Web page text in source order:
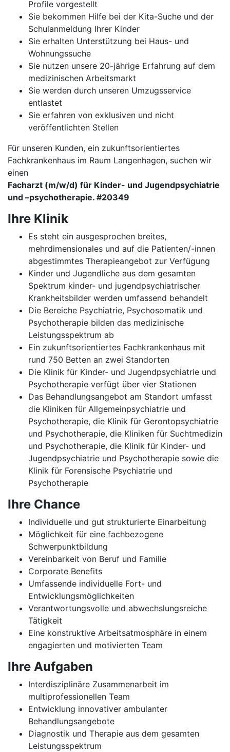
Profile vorgestellt
Sie bekommen Hilfe bei der Kita-Suche und der
Schulanmeldung Ihrer Kinder
Sie erhalten Unterstützung bei Haus- und
Wohnungssuche
Sie nutzen unsere 20-jährige Erfahrung auf dem
medizinischen Arbeitsmarkt
Sie werden durch unseren Umzugsservice
entlastet
Sie erfahren von exklusiven und nicht
veröffentlichten Stellen
Für unseren Kunden, ein zukunftsorientiertes
Fachkrankenhaus im Raum Langenhagen, suchen wir
einen
Facharzt (m/w/d) für Kinder- und Jugendpsychiatrie
und –psychotherapie. #20349
Ihre Klinik
Es steht ein ausgesprochen breites,
mehrdimensionales und auf die Patienten/-innen
abgestimmtes Therapieangebot zur Verfügung
Kinder und Jugendliche aus dem gesamten
Spektrum kinder- und jugendpsychiatrischer
Krankheitsbilder werden umfassend behandelt
Die Bereiche Psychiatrie, Psychosomatik und
Psychotherapie bilden das medizinische
Leistungsspektrum ab
Ein zukunftsorientiertes Fachkrankenhaus mit
rund 750 Betten an zwei Standorten
Die Klinik für Kinder- und Jugendpsychiatrie und
Psychotherapie verfügt über vier Stationen
Das Behandlungsangebot am Standort umfasst
die Kliniken für Allgemeinpsychiatrie und
Psychotherapie, die Klinik für Gerontopsychiatrie
und Psychotherapie, die Kliniken für Suchtmedizin
und Psychotherapie, die Klinik für Kinder- und
Jugendpsychiatrie und Psychotherapie sowie die
Klinik für Forensische Psychiatrie und
Psychotherapie
Ihre Chance
Individuelle und gut strukturierte Einarbeitung
Möglichkeit für eine fachbezogene
Schwerpunktbildung
Vereinbarkeit von Beruf und Familie
Corporate Benefits
Umfassende individuelle Fort- und
Entwicklungsmöglichkeiten
Verantwortungsvolle und abwechslungsreiche
Tätigkeit
Eine konstruktive Arbeitsatmosphäre in einem
engagierten und motivierten Team
Ihre Aufgaben
Interdisziplinäre Zusammenarbeit im
multiprofessionellen Team
Entwicklung innovativer ambulanter
Behandlungsangebote
Diagnostik und Therapie aus dem gesamten
Leistungsspektrum